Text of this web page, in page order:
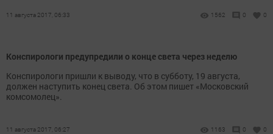
11 августа 2017, 06:33 1562 0 0
Конспирологи предупредили о конце света через неделю
Конспирологи пришли к выводу, что в субботу, 19 августа,
должен наступить конец света. Об этом пишет «Московский
комсомолец».
11 августа 2017, 06:27 1163 0 0